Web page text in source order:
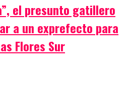
el presunto gatillero
a un exprefecto para
Flores Sur